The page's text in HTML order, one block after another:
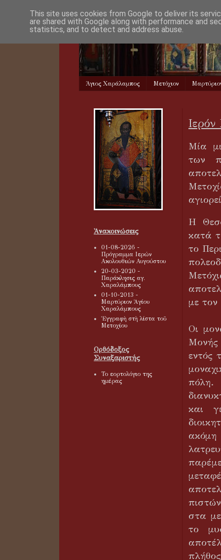
Άγιος Χαράλαμπος Μετόχιον
Μία
των
Η
κατά
το
με
Οι
Μονής
εντός
και
ακόμη
στα
το
Ἀνακοινώσεις
01-08-2026 -
Πρόγραμμα Ιερών
Ακολουθιών Αυγούστου
20-03-2020 -
Παράκλησις αγ.
Χαραλάμπους
01-10-2013 -
Μαρτύριον Ἁγίου
Χαραλάμπους
Ἐγγραφὴ στὴ λίστα τοῦ
Μετοχίου
Ορθόδοξος
Συναξαριστής
Το εορτολόγιο της
ημέρας
This site uses cookies from Google to deliver its
are shared with Google along with performance and
statistics, and to detect and address abuse.